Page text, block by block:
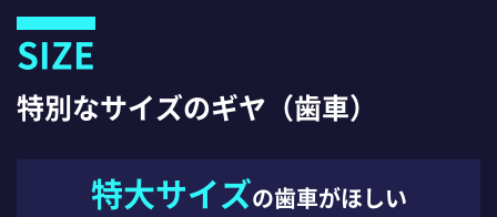
SIZE
特別なサイズのギヤ（歯車）
特大サイズの歯車がほしい